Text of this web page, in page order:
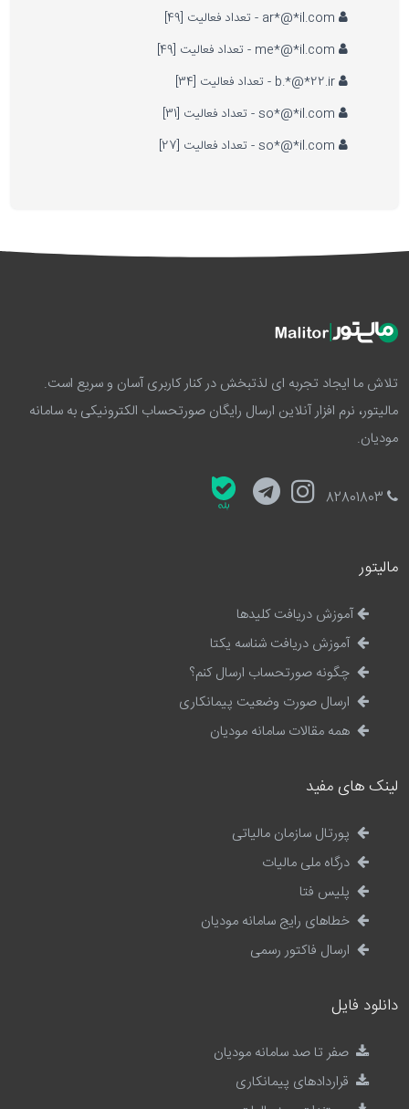
تلاش ما ایجاد تجربه ای لذتبخش در کنار کاربری آسان و سریع است.
مالیتور، نرم افزار آنلاین ارسال رایگان صورتحساب الکترونیکی به سامانه
مودیان.
مالیتور
آموزش دریافت کلیدها
آموزش دریافت شناسه یکتا
چگونه صورتحساب ارسال کنم؟
ارسال صورت وضعیت پیمانکاری
همه مقالات سامانه مودیان
لینک های مفید
پورتال سازمان مالیاتی
درگاه ملی مالیات
پلیس فتا
خطاهای رایج سامانه مودیان
ارسال فاکتور رسمی
دانلود فایل
صفر تا صد سامانه مودیان
قراردادهای پیمانکاری